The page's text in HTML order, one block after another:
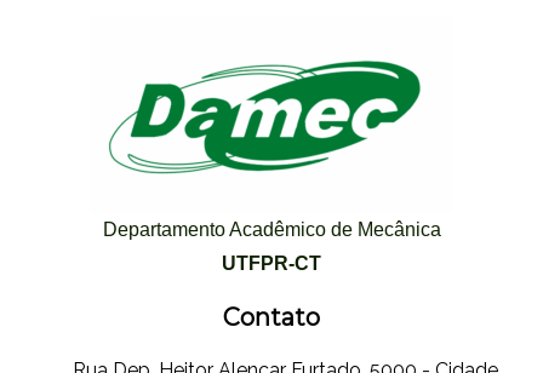
Departamento Acadêmico de Mecânica
UTFPR-CT
Contato